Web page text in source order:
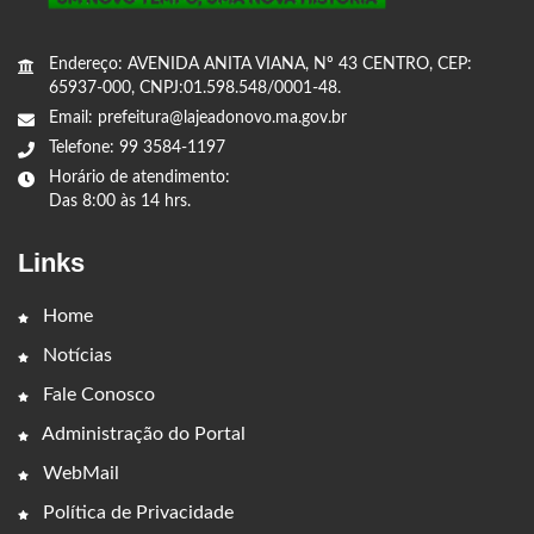
Endereço: AVENIDA ANITA VIANA, Nº 43 CENTRO, CEP:
65937-000, CNPJ:01.598.548/0001-48.
Email: prefeitura@lajeadonovo.ma.gov.br
Telefone: 99 3584-1197
Horário de atendimento:
Das 8:00 às 14 hrs.
Links
Home
Notícias
Fale Conosco
Administração do Portal
WebMail
Política de Privacidade